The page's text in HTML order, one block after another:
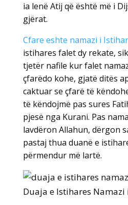
ia lenë Atij që është më i
gjërat.
Cfare eshte namazi i
istihares falet dy rekate,
tjetër nafile kur falet
çfarëdo kohe, gjatë ditës
caktuar se çfarë të
të këndojmë pas sures
pjesë nga Kurani. Pas
lavdëron Allahun, dërgon
pastaj thua duanë e
përmendur më lartë.
Duaja e Istihares Namazi